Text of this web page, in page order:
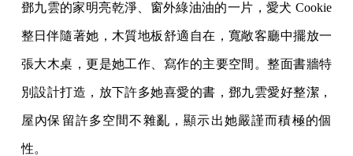
鄧九雲的家明亮乾淨、窗外綠油油的一片，愛犬 Cookie
整日伴隨著她，木質地板舒適自在，寬敞客廳中擺放一
張大木桌，更是她工作、寫作的主要空間。整面書牆特
別設計打造，放下許多她喜愛的書，鄧九雲愛好整潔，
屋內保留許多空間不雜亂，顯示出她嚴謹而積極的個
性。